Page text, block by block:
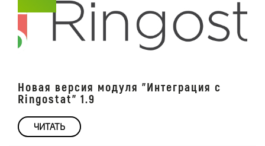
Новая версия модуля "Интеграция с
Ringostat" 1.9
ЧИТАТЬ